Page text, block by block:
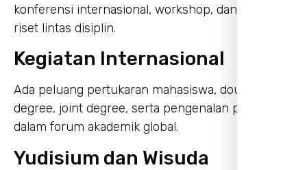
konferensi internasional, workshop, dan kegiatan
riset lintas disiplin.
Kegiatan Internasional
Ada peluang pertukaran mahasiswa, double
degree, joint degree, serta pengenalan program
dalam forum akademik global.
Yudisium dan Wisuda